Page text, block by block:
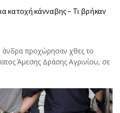
κατοχή κάνναβης – Τι βρήκαν
προχώρησαν χθες το
Άμεσης Δράσης Αγρινίου, σε